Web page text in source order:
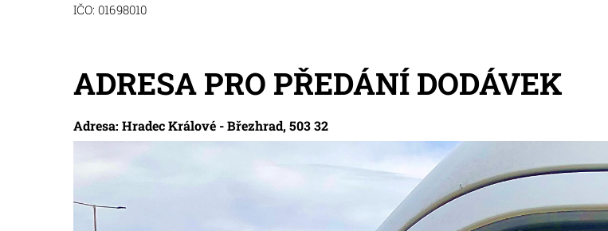
IČO: 01698010
ADRESA PRO PŘEDÁNÍ DODÁVEK
Adresa: Hradec Králové - Březhrad, 503 32